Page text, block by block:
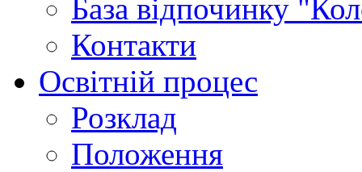
База відпочинку
Контакти
Освітній процес
Розклад
Положення